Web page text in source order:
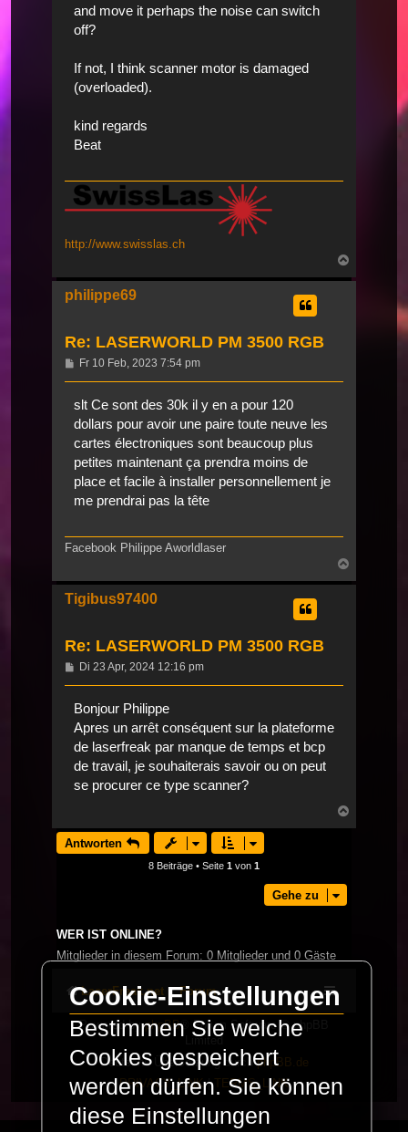
and move it perhaps the noise can switch
off?
If not, I think scanner motor is damaged
(overloaded).
kind regards
Beat
http://www.swisslas.ch
oben
philippe69
Re: LASERWORLD PM 3500 RGB
Beitrag
Fr 10 Feb, 2023 7:54 pm
slt Ce sont des 30k il y en a pour 120
dollars pour avoir une paire toute neuve les
cartes électroniques sont beaucoup plus
petites maintenant ça prendra moins de
place et facile à installer personnellement je
me prendrai pas la tête
Facebook Philippe Aworldlaser
oben
Tigibus97400
Re: LASERWORLD PM 3500 RGB
Beitrag
Di 23 Apr, 2024 12:16 pm
Bonjour Philippe
Apres un arrêt conséquent sur la plateforme
de laserfreak par manque de temps et bcp
de travail, je souhaiterais savoir ou on peut
se procurer ce type scanner?
oben
Antworten
8 Beiträge • Seite 1 von 1
Gehe zu
WER IST ONLINE?
Mitglieder in diesem Forum: 0 Mitglieder und 0 Gäste
LaserFreak.net Forum
Powered byphpBB® Forum Software © phpBB
Limited
Deutsche Übersetzung durchphpBB.de
PRIVACY_LINK|TERMS_LINK
Cookie-Einstellungen
Bestimmen Sie welche
Cookies gespeichert
werden dürfen. Sie können
diese Einstellungen